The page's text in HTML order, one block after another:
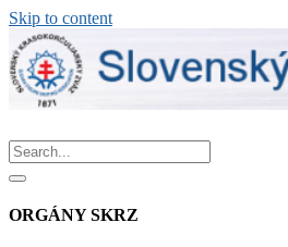
Skip to content
ORGÁNY SKRZ